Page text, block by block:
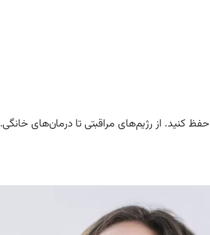
کنید. از رژیم‌های مراقبتی تا درمان‌های خانگی.